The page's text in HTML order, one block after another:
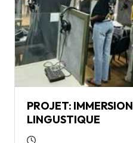
PROJET: IMMERSION
LINGUSTIQUE